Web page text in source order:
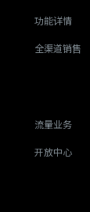
功能详情
全渠道销售
流量业务
开放中心